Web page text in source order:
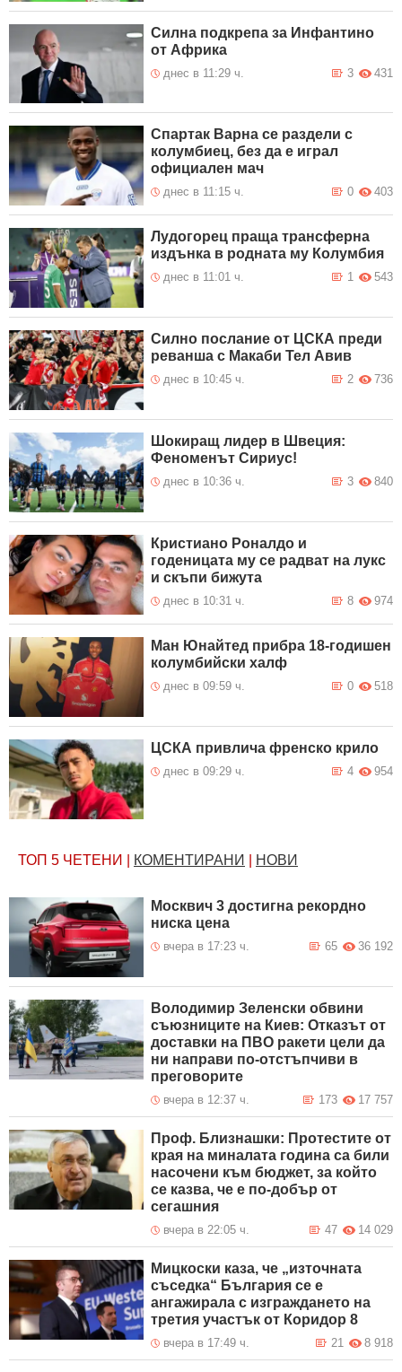
Силна подкрепа за Инфантино
от Африка
днес в 11:29 ч. 431
3
Спартак Варна се раздели с
колумбиец, без да е играл
официален мач
днес в 11:15 ч. 403
0
Лудогорец праща трансферна
издънка в родната му Колумбия
днес в 11:01 ч. 543
1
Силно послание от ЦСКА преди
реванша с Макаби Тел Авив
днес в 10:45 ч. 736
2
Шокиращ лидер в Швеция:
Феноменът Сириус!
днес в 10:36 ч. 840
3
Кристиано Роналдо и
годеницата му се радват на лукс
и скъпи бижута
днес в 10:31 ч. 974
8
Ман Юнайтед прибра 18-годишен
колумбийски халф
днес в 09:59 ч. 518
0
ЦСКА привлича френско крило
днес в 09:29 ч. 954
4
ТОП 5 ЧЕТЕНИ КОМЕНТИРАНИ НОВИ
Москвич 3 достигна рекордно
ниска цена
вчера в 17:23 ч. 36 192
65
Володимир Зеленски обвини
съюзниците на Киев: Отказът от
доставки на ПВО ракети цели да
ни направи по-отстъпчиви в
преговорите
вчера в 12:37 ч. 17 757
173
Проф. Близнашки: Протестите от
края на миналата година са били
насочени към бюджет, за който
се казва, че е по-добър от
сегашния
вчера в 22:05 ч. 14 029
47
Мицкоски каза, че „източната
съседка“ България се е
ангажирала с изграждането на
третия участък от Коридор 8
вчера в 17:49 ч. 8 918
21